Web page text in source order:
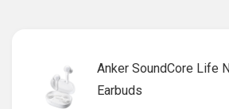
Anker SoundCore Life
Earbuds